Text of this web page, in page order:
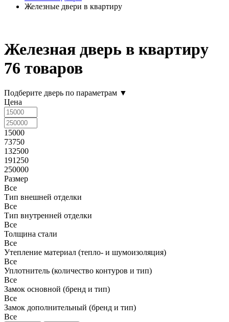
Железные двери в квартиру
Железная дверь в квартиру
76 товаров
Подберите дверь по параметрам ▼
Цена
15000
73750
132500
191250
250000
Размер
Все
Тип внешней отделки
Все
Тип внутренней отделки
Все
Толщина стали
Все
Утепление материал (тепло- и шумоизоляция)
Все
Уплотнитель (количество контуров и тип)
Все
Замок основной (бренд и тип)
Все
Замок дополнительный (бренд и тип)
Все